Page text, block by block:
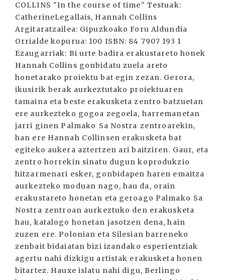
COLLINS "In the course of time" Testuak:
CatherineLegallais, Hannah Collins
Argitaratzailea: Gipuzkoako Foru Aldundia
Orrialde kopurua: 100 ISBN: 84 7907 193 1
Ezaugarriak: Bi urte badira erakustareto honek
Hannah Collins gonbidatu zuela areto
honetarako proiektu bat egin zezan. Gerora,
ikusirik berak aurkeztutako proiektuaren
tamaina eta beste erakusketa zentro batzuetan
ere aurkezteko gogoa zegoela, harremanetan
jarri ginen Palmako Sa Nostra zentroarekin,
han ere Hannah Collinsen erakusketa bat
egiteko aukera aztertzen ari baitziren. Gaur, eta
zentro horrekin sinatu dugun koprodukzio
hitzarmenari esker, gonbidapen haren emaitza
aurkezteko moduan nago, hau da, orain
erakustareto honetan eta geroago Palmako Sa
Nostra zentroan aurkeztuko den erakusketa
hau, katalogo honetan jasotzen dena, hain
zuzen ere. Polonian eta Silesian barreneko
zenbait bidaiatan bizi izandako esperientziak
agertu nahi dizkigu artistak erakusketa honen
bitartez. Hauxe islatu nahi digu, Berlingo